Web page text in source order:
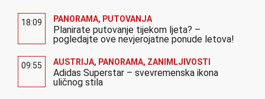
18:09 PANORAMA, PUTOVANJA
Planirate putovanje tijekom ljeta? –
pogledajte ove nevjerojatne ponude letova!
09:55 AUSTRIJA, PANORAMA, ZANIMLJIVOSTI
Adidas Superstar – svevremenska ikona
uličnog stila